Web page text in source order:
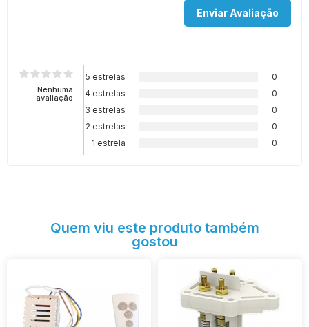
Nenhuma
avaliação
5 estrelas
0
4 estrelas
0
3 estrelas
0
2 estrelas
0
1 estrela
0
Quem viu este produto também
gostou